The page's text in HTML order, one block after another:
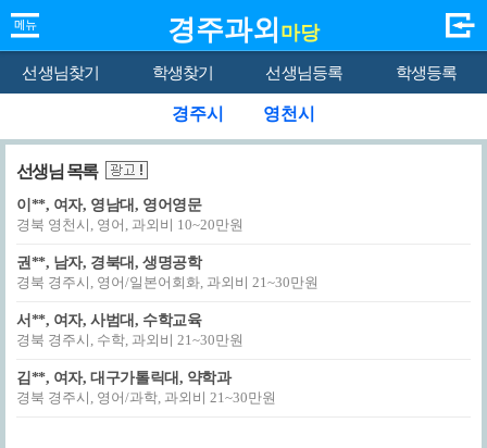
경주과외 마당
선생님찾기 학생찾기 선생님등록 학생등록
경주시 영천시
선생님 목록
이**, 여자, 영남대, 영어영문
경북 영천시, 영어, 과외비 10~20만원
권**, 남자, 경북대, 생명공학
경북 경주시, 영어/일본어회화, 과외비 21~30만원
서**, 여자, 사범대, 수학교육
경북 경주시, 수학, 과외비 21~30만원
김**, 여자, 대구가톨릭대, 약학과
경북 경주시, 영어/과학, 과외비 21~30만원